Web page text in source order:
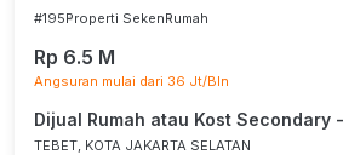
#195Properti SekenRumah
Rp 6.5 M
Angsuran mulai dari 36 Jt/Bln
Dijual Rumah atau Kost Secondary
TEBET, KOTA JAKARTA SELATAN